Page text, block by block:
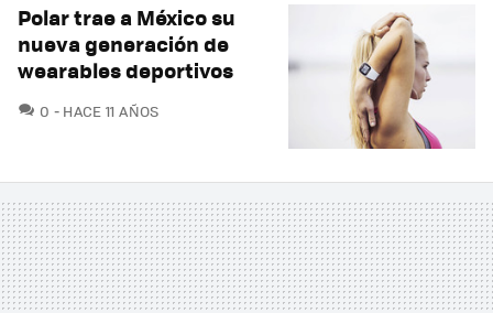
Polar trae a México su
nueva generación de
wearables deportivos
0 COMENTARIOS
HACE 11 AÑOS